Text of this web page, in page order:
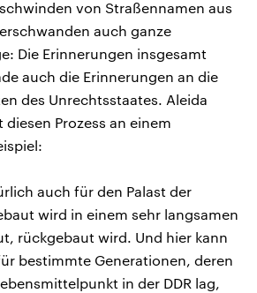
von Straßennamen aus
auch ganze
Die Erinnerungen insgesamt
auch die Erinnerungen an die
des Unrechtsstaates. Aleida
Prozess an einem
auch für den Palast der
wird in einem sehr langsamen
rückgebaut wird. Und hier kann
bestimmte Generationen, deren
in der DDR lag,